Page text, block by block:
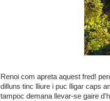
Renoi com apreta aquest fred!
dilluns tinc lliure i puc lligar caps
tampoc demana llevar-se gaire